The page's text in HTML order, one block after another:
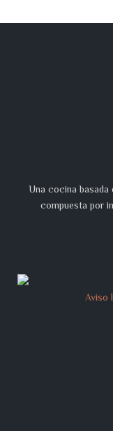
Una cocina
compuesta por
Aviso